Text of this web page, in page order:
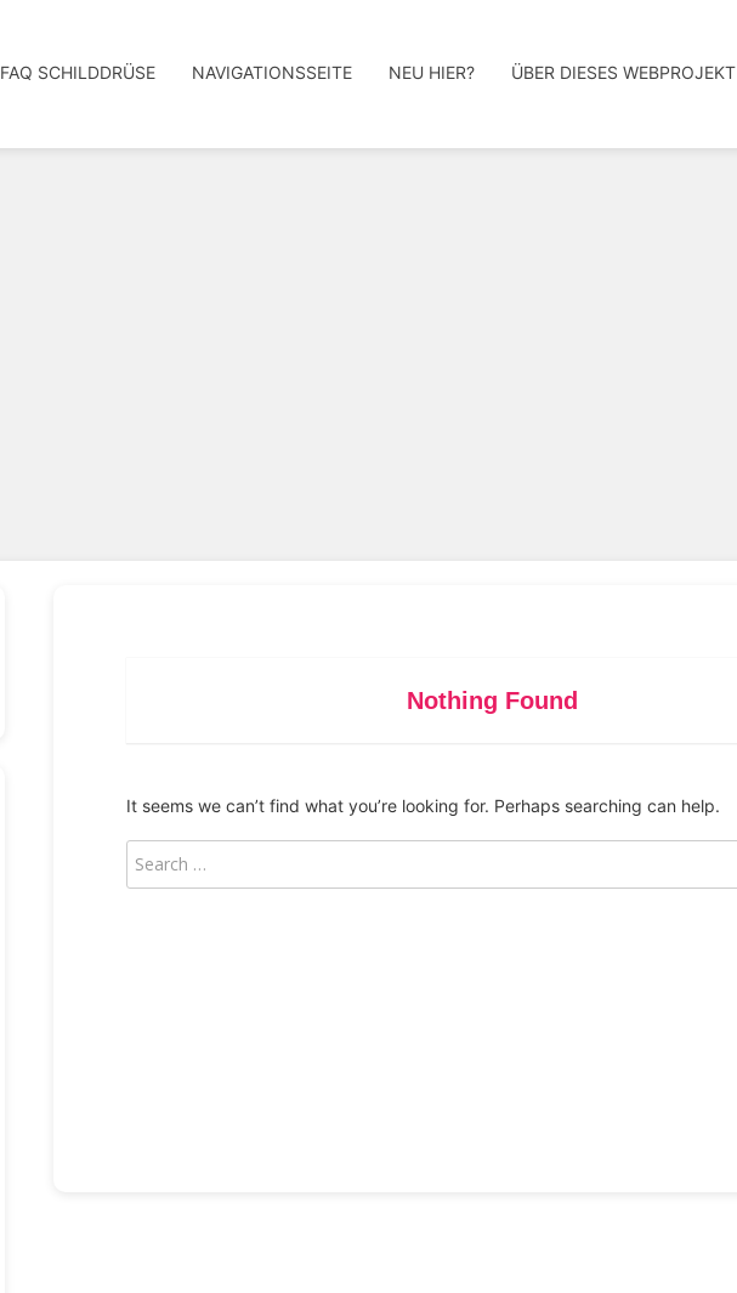
FAQ SCHILDDRÜSE NAVIGATIONSSEITE NEU HIER? ÜBER DIESES WEBPROJEKT
Nothing Found
It seems we can’t find what you’re looking for. Perhaps searching can help.